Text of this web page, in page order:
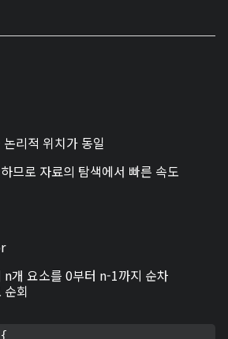
리적 위치가 동일
므로 자료의 탐색에서 빠른 속도
n개 요소를 0부터 n-1까지 순차
순회